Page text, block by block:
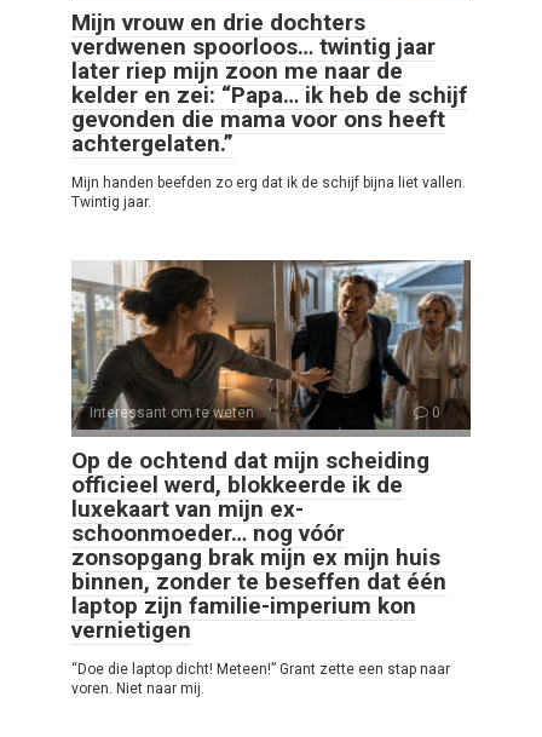
Mijn vrouw en drie dochters
verdwenen spoorloos… twintig jaar
later riep mijn zoon me naar de
kelder en zei: “Papa… ik heb de schijf
gevonden die mama voor ons heeft
achtergelaten.”
Mijn handen beefden zo erg dat ik de schijf bijna liet vallen.
Twintig jaar.
Interessant om te weten 0
Op de ochtend dat mijn scheiding
officieel werd, blokkeerde ik de
luxekaart van mijn ex-
schoonmoeder… nog vóór
zonsopgang brak mijn ex mijn huis
binnen, zonder te beseffen dat één
laptop zijn familie-imperium kon
vernietigen
“Doe die laptop dicht! Meteen!” Grant zette een stap naar
voren. Niet naar mij.